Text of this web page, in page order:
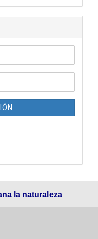
la naturaleza